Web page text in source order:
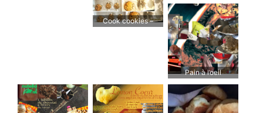
Cook cookies –
Pain à l’oeil